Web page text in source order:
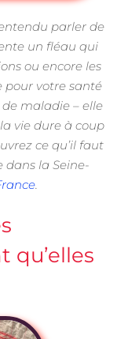
parler de
un fléau qui
ou encore les
pour votre santé
maladie – elle
vie dure à coup
ce qu’il faut
la Seine-
.
qu’elles